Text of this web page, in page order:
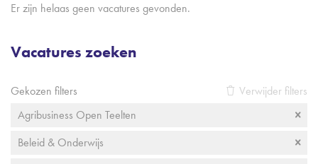
Er zijn helaas geen vacatures gevonden.
Vacatures zoeken
Gekozen filters
Verwijder filters
Agribusiness Open Teelten
Beleid & Onderwijs